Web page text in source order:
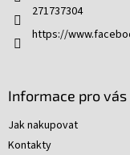
271737304
https://
Informace pro vás
Jak nakupovat
Kontakty